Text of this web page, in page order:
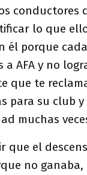
conductores
lo que
él porque
a AFA y no
que te
para su club
muchas
que el
no